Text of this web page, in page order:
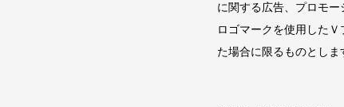
に関する広告、プロモ
ロゴマークを使用した
た場合に限るものとしま